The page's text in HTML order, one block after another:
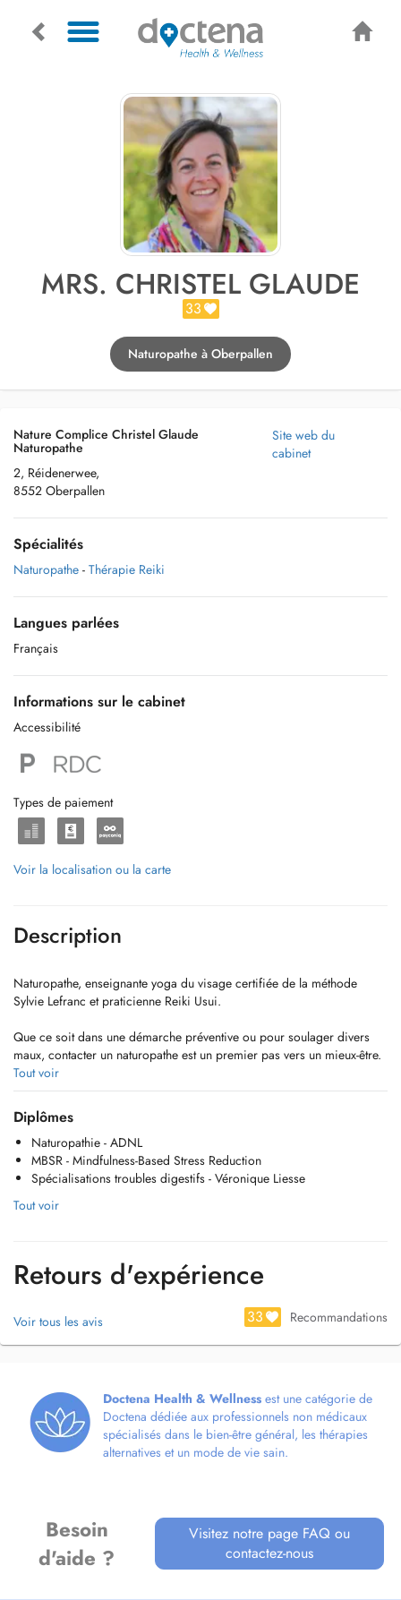
MRS. CHRISTEL GLAUDE
33
Naturopathe à Oberpallen
Nature Complice Christel Glaude
Naturopathe
2, Réidenerwee,
8552 Oberpallen
Site web du
cabinet
Spécialités
Naturopathe - Thérapie Reiki
Langues parlées
Français
Informations sur le cabinet
Accessibilité
Types de paiement
Voir la localisation ou la carte
Description
Naturopathe, enseignante yoga du visage certifiée de la méthode
Sylvie Lefranc et praticienne Reiki Usui.
Que ce soit dans une démarche préventive ou pour soulager divers
maux, contacter un naturopathe est un premier pas vers un mieux-être.
Tout en cherchant la cause du mal-être et grâce à ses différents piliers
(nutrition, sommeil, respiration, hydratation,... ), la naturopathie va
permettre à lorganisme de se rééquilibrer.
Ensemble, nous allons enclencher un processus de changement vers
des habitudes de vie saines et naturelles. Nous réveillerons les sphères
qui sont importantes pour vous afin de retrouver l'harmonie (sur le
Toutes mes prestations sont détaillées sur mon site :
www.naturecomplice.com
Christel Glaude
Tout voir
Diplômes
Naturopathie - ADNL
MBSR - Mindfulness-Based Stress Reduction
Spécialisations troubles digestifs - Véronique Liesse
Tout voir
Retours d'expérience
Voir tous les avis 33 Recommandations
Doctena Health & Wellness est une catégorie de
Doctena dédiée aux professionnels non médicaux
spécialisés dans le bien-être général, les thérapies
alternatives et un mode de vie sain.
Besoin
d'aide ?
Visitez notre page FAQ ou
contactez-nous